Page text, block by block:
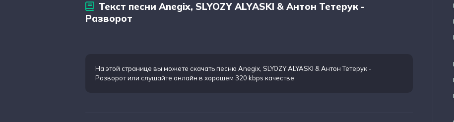
Текст песни Anegix, SLYOZY ALYASKI & Антон Тетерук -
Разворот
На этой странице вы можете скачать песню Anegix, SLYOZY ALYASKI & Антон Тетерук -
Разворотили слушайте онлайн в хорошем 320 kbps качестве